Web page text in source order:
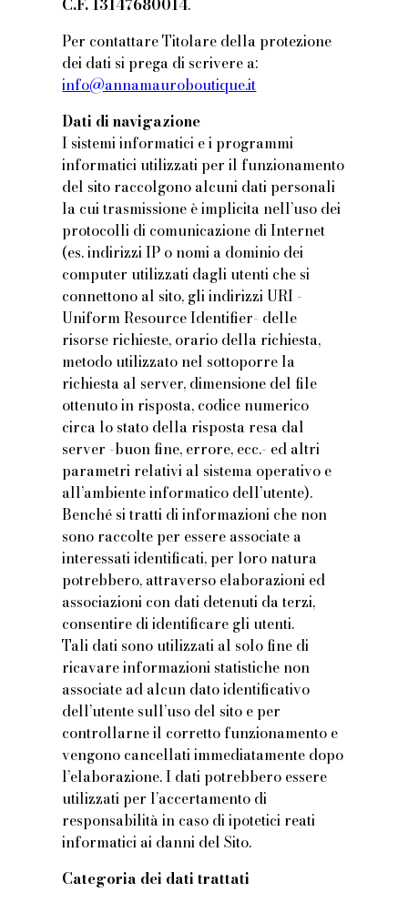
C.F. 13147680014.
Per contattare Titolare della protezione
dei dati si prega di scrivere a:
info@annamauroboutique.it
Dati di navigazione
I sistemi informatici e i programmi
informatici utilizzati per il funzionamento
del sito raccolgono alcuni dati personali
la cui trasmissione è implicita nell’uso dei
protocolli di comunicazione di Internet
(es. indirizzi IP o nomi a dominio dei
computer utilizzati dagli utenti che si
connettono al sito, gli indirizzi URI -
Uniform Resource Identifier- delle
risorse richieste, orario della richiesta,
metodo utilizzato nel sottoporre la
richiesta al server, dimensione del file
ottenuto in risposta, codice numerico
circa lo stato della risposta resa dal
server -buon fine, errore, ecc.- ed altri
parametri relativi al sistema operativo e
all’ambiente informatico dell’utente).
Benché si tratti di informazioni che non
sono raccolte per essere associate a
interessati identificati, per loro natura
potrebbero, attraverso elaborazioni ed
associazioni con dati detenuti da terzi,
consentire di identificare gli utenti.
Tali dati sono utilizzati al solo fine di
ricavare informazioni statistiche non
associate ad alcun dato identificativo
dell’utente sull’uso del sito e per
controllarne il corretto funzionamento e
vengono cancellati immediatamente dopo
l’elaborazione. I dati potrebbero essere
utilizzati per l’accertamento di
responsabilità in caso di ipotetici reati
informatici ai danni del Sito.
Categoria dei dati trattati